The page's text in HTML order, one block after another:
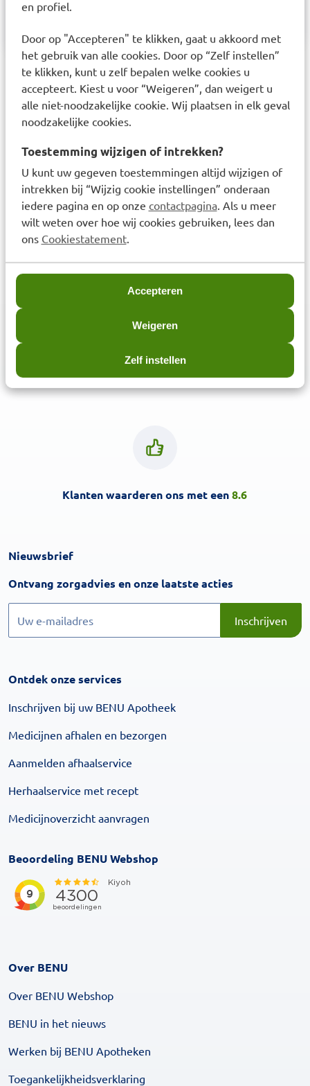
en profiel.
Door op "Accepteren" te klikken, gaat u akkoord met
het gebruik van alle cookies. Door op “Zelf instellen”
te klikken, kunt u zelf bepalen welke cookies u
accepteert. Kiest u voor “Weigeren”, dan weigert u
alle niet-noodzakelijke cookie. Wij plaatsen in elk geval
noodzakelijke cookies.
Toestemming wijzigen of intrekken?
U kunt uw gegeven toestemmingen altijd wijzigen of
intrekken bij “Wijzig cookie instellingen” onderaan
iedere pagina en op onze contactpagina. Als u meer
wilt weten over hoe wij cookies gebruiken, lees dan
ons Cookiestatement.
Accepteren
Weigeren
Zelf instellen
wondzorg.nl@medical.essity.com
Laatst bekeken items
Leukomed t plus
wondpleister 8x15cm 50st
Klanten waarderen ons met een8.6
Nieuwsbrief
Ontvang zorgadvies en onze laatste acties
Inschrijven
Ontdek onze services
Inschrijven bij uw BENU Apotheek
Medicijnen afhalen en bezorgen
Aanmelden afhaalservice
Herhaalservice met recept
Medicijnoverzicht aanvragen
Beoordeling BENU Webshop
Over BENU
Over BENU Webshop
BENU in het nieuws
Werken bij BENU Apotheken
Toegankelijkheidsverklaring